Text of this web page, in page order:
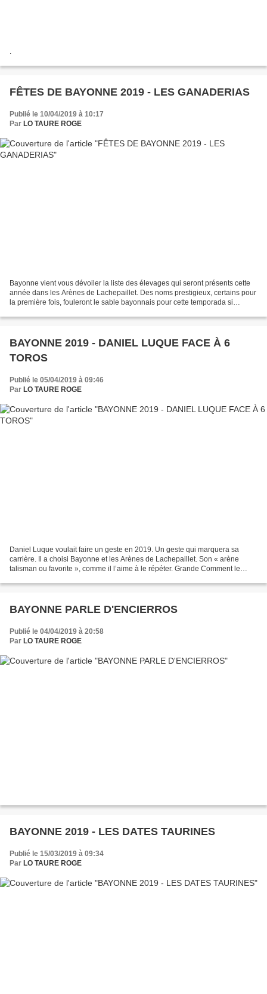
FÊTES DE BAYONNE 2019 - LES GANADERIAS
Publié le 10/04/2019 à 10:17
Par LO TAURE ROGE
Bayonne vient vous dévoiler la liste des élevages qui seront présents cette
année dans les Arènes de Lachepaillet. Des noms prestigieux, certains pour
la première fois, fouleront le sable bayonnais pour cette temporada si
BAYONNE 2019 - DANIEL LUQUE FACE À 6
TOROS
Publié le 05/04/2019 à 09:46
Par LO TAURE ROGE
Daniel Luque voulait faire un geste en 2019. Un geste qui marquera sa
carrière. Il a choisi Bayonne et les Arènes de Lachepaillet. Son « arène
talisman ou favorite », comme il l’aime à le répéter. Grande Comment le
BAYONNE PARLE D'ENCIERROS
Publié le 04/04/2019 à 20:58
Par LO TAURE ROGE
BAYONNE 2019 - LES DATES TAURINES
Publié le 15/03/2019 à 09:34
Par LO TAURE ROGE